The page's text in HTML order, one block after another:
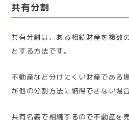
共有分割
共有分割は、ある相続財産を複数
とする方法です。
不動産など分けにくい財産である
が他の分割方法に納得できない場
共有名義で相続するので不動産を